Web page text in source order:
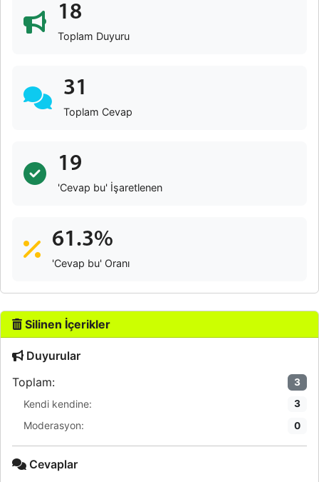
18
Toplam Duyuru
31
Toplam Cevap
19
'Cevap bu' İşaretlenen
61.3%
'Cevap bu' Oranı
Silinen İçerikler
Duyurular
Toplam:
3
Kendi kendine: 3
Moderasyon: 0
Cevaplar